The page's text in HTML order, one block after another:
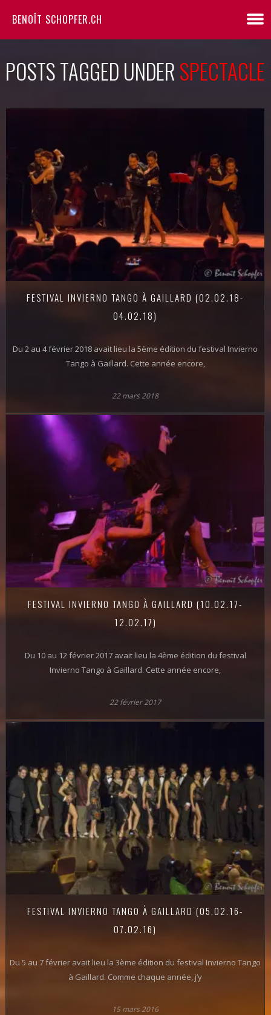
BENOÎT SCHOPFER.CH
POSTS TAGGED UNDERSPECTACLE
FESTIVAL INVIERNO TANGO À GAILLARD (02.02.18-
04.02.18)
Du 2 au 4 février 2018 avait lieu la 5ème édition du festival Invierno
Tango à Gaillard. Cette année encore,
22 mars 2018
FESTIVAL INVIERNO TANGO À GAILLARD (10.02.17-
12.02.17)
Du 10 au 12 février 2017 avait lieu la 4ème édition du festival
Invierno Tango à Gaillard. Cette année encore,
22 février 2017
FESTIVAL INVIERNO TANGO À GAILLARD (05.02.16-
07.02.16)
Du 5 au 7 février avait lieu la 3ème édition du festival Invierno Tango
à Gaillard. Comme chaque année, j’y
15 mars 2016